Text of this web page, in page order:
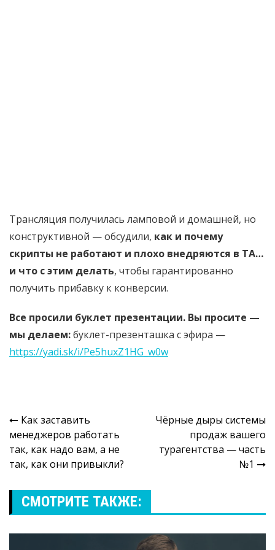
Трансляция получилась ламповой и домашней, но
конструктивной — обсудили, как и почему
скрипты не работают и плохо внедряются в ТА…
и что с этим делать, чтобы гарантированно
получить прибавку к конверсии.
Все просили буклет презентации. Вы просите —
мы делаем:буклет-презенташка с эфира —
https://yadi.sk/i/Pe5huxZ1HG_w0w
Навигация
по
записям
Как заставить
менеджеров работать
так, как надо вам, а не
так, как они привыкли?
Чёрные дыры системы
продаж вашего
турагентства — часть
№1
СМОТРИТЕ ТАКЖЕ: